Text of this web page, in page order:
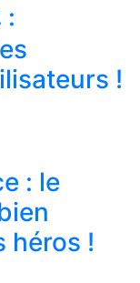
:
!
: le
héros !